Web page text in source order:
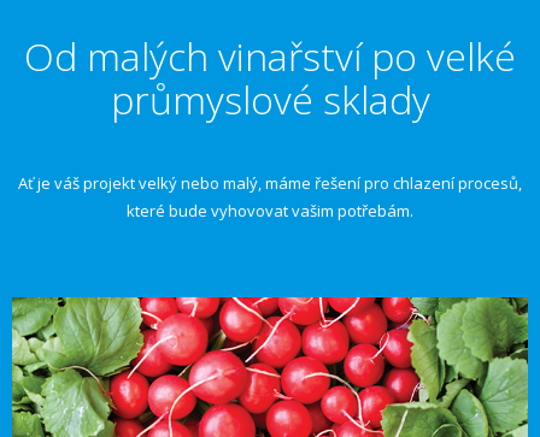
Od malých vinařství po velké
průmyslové sklady
Ať je váš projekt velký nebo malý, máme řešení pro chlazení procesů,
které bude vyhovovat vašim potřebám.